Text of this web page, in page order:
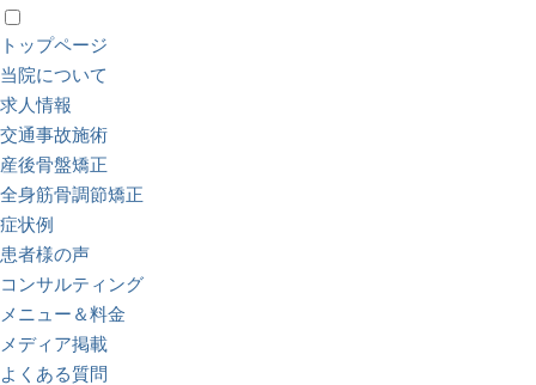
トップページ
当院について
求人情報
交通事故施術
産後骨盤矯正
全身筋骨調節矯正
症状例
患者様の声
コンサルティング
メニュー＆料金
メディア掲載
よくある質問